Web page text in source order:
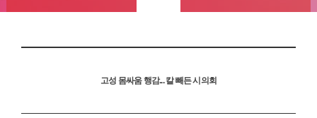
고성 몸싸움 행감... 칼 빼든 시의회